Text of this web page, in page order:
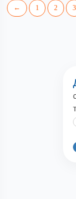
← 1 2 3